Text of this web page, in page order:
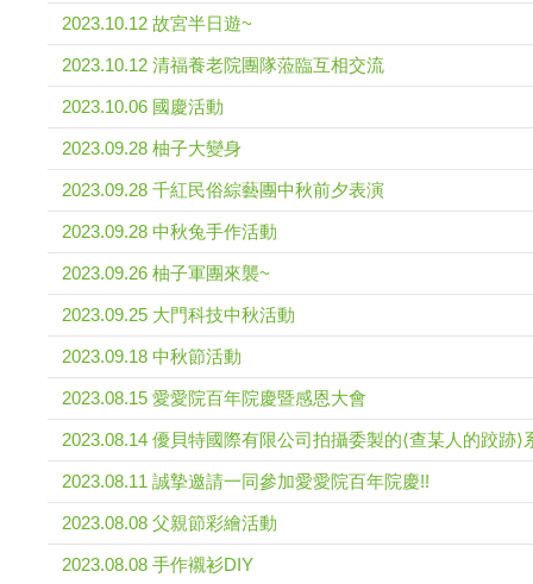
2023.10.12 故宮半日遊~
2023.10.12 清福養老院團隊蒞臨互相交流
2023.10.06 國慶活動
2023.09.28 柚子大變身
2023.09.28 千紅民俗綜藝團中秋前夕表演
2023.09.28 中秋兔手作活動
2023.09.26 柚子軍團來襲~
2023.09.25 大門科技中秋活動
2023.09.18 中秋節活動
2023.08.15 愛愛院百年院慶暨感恩大會
2023.08.14 優貝特國際有限公司拍攝委製的⟨查某人的跤跡⟩
2023.08.11 誠摯邀請一同參加愛愛院百年院慶!!
2023.08.08 父親節彩繪活動
2023.08.08 手作襯衫DIY